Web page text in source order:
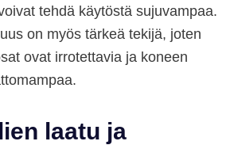
tehdä käytöstä sujuvampaa.
on myös tärkeä tekijä, joten
ovat irrotettavia ja koneen
laatu ja